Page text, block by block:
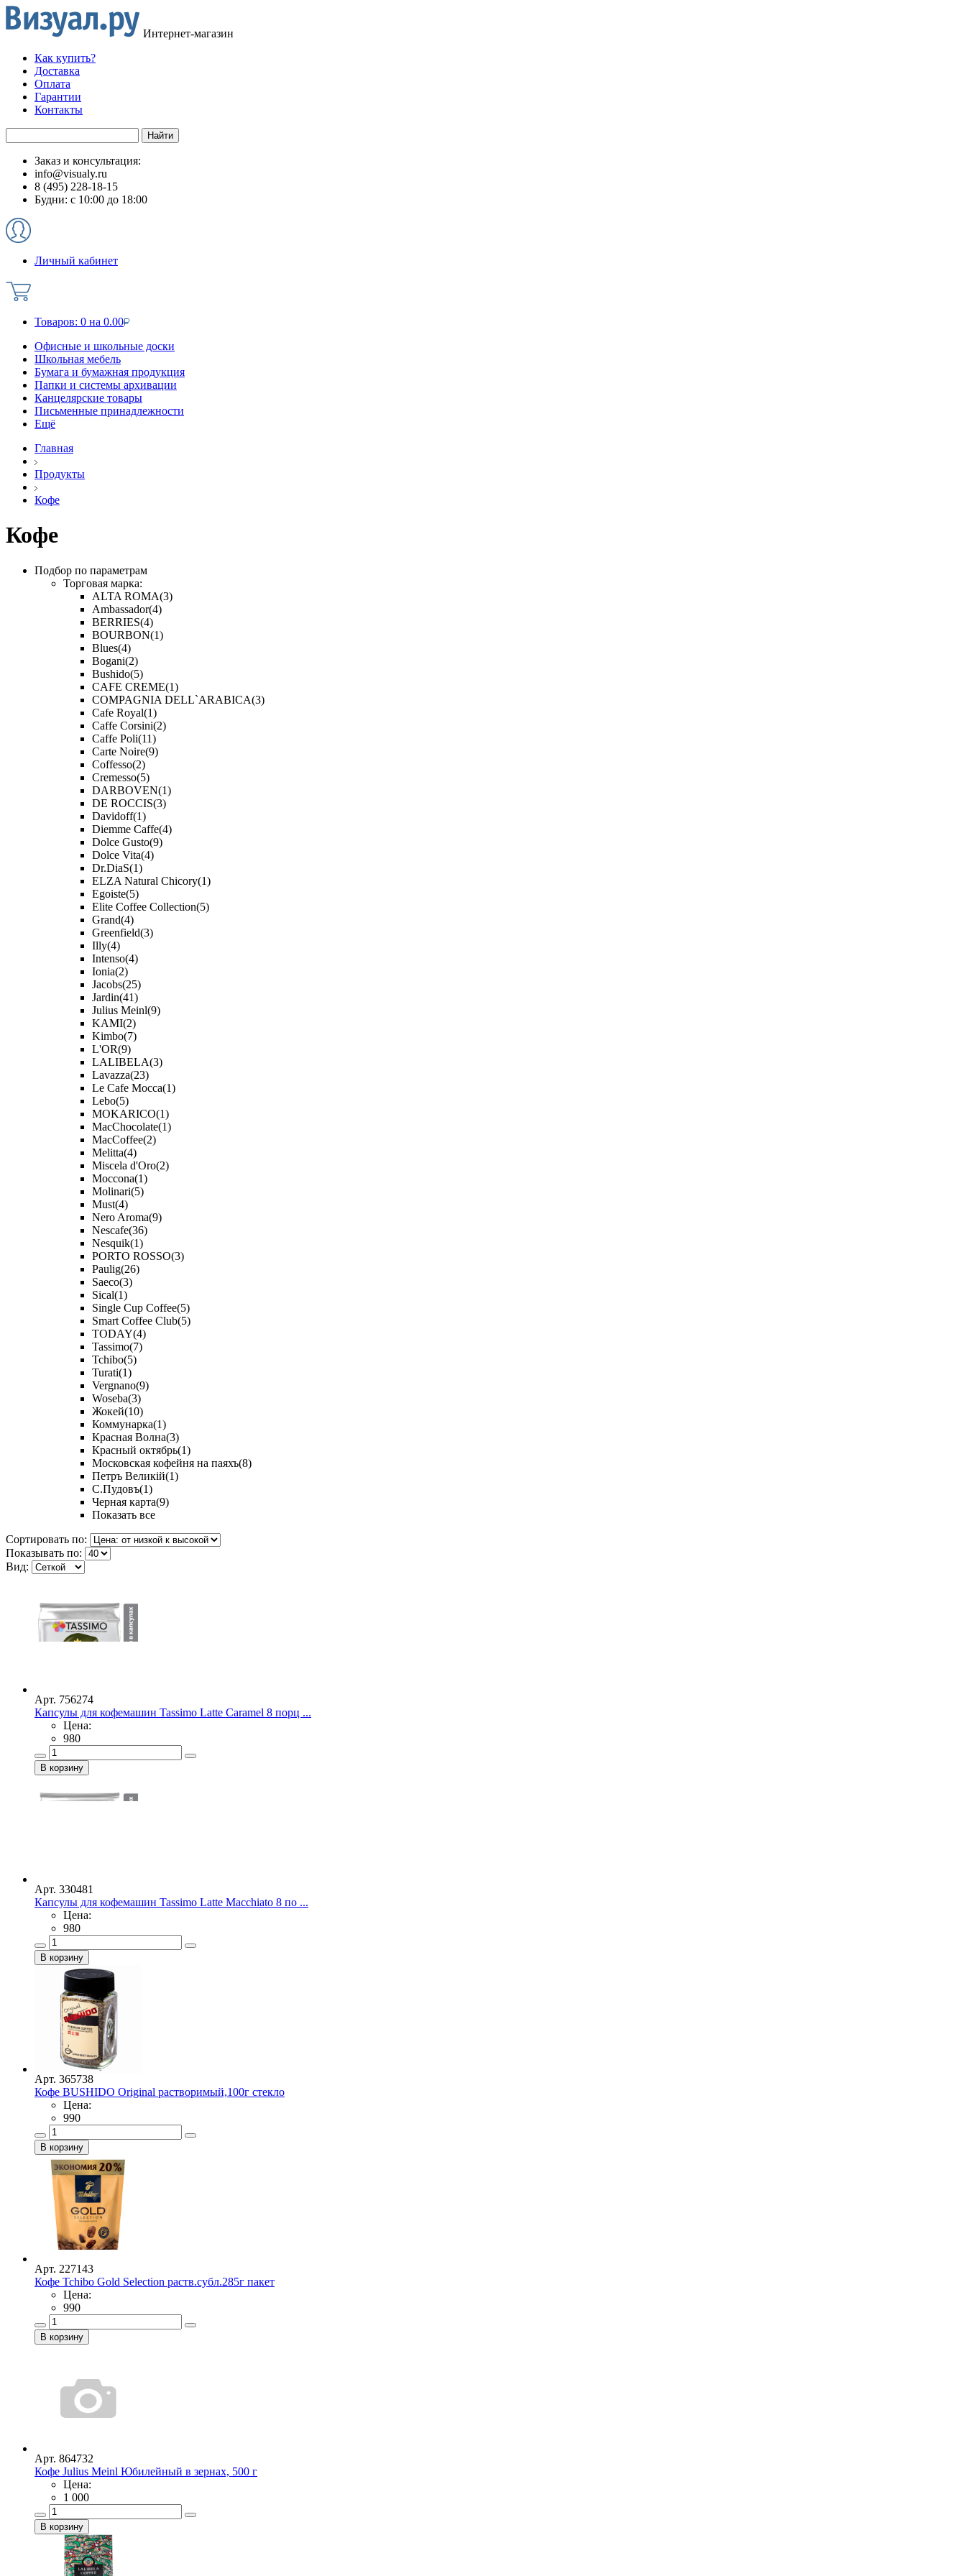
Интернет-магазин
Как купить?
Доставка
Оплата
Гарантии
Контакты
Заказ и консультация:
info@visualy.ru
8 (495) 228-18-15
Будни: с 10:00 до 18:00
Личный кабинет
Товаров: 0 на 0.00
Офисные и школьные доски
Школьная мебель
Бумага и бумажная продукция
Папки и системы архивации
Канцелярские товары
Письменные принадлежности
Ещё
Главная
Продукты
Кофе
Кофе
Подбор по параметрам
Торговая марка:
ALTA ROMA(3)
Ambassador(4)
BERRIES(4)
BOURBON(1)
Blues(4)
Bogani(2)
Bushido(5)
CAFE CREME(1)
COMPAGNIA DELL`ARABICA(3)
Cafe Royal(1)
Caffe Corsini(2)
Caffe Poli(11)
Carte Noire(9)
Coffesso(2)
Cremesso(5)
DARBOVEN(1)
DE ROCCIS(3)
Davidoff(1)
Diemme Caffe(4)
Dolce Gusto(9)
Dolce Vita(4)
Dr.DiaS(1)
ELZA Natural Chicory(1)
Egoiste(5)
Elite Coffee Collection(5)
Grand(4)
Greenfield(3)
Illy(4)
Intenso(4)
Ionia(2)
Jacobs(25)
Jardin(41)
Julius Meinl(9)
KAMI(2)
Kimbo(7)
L'OR(9)
LALIBELA(3)
Lavazza(23)
Le Cafe Mocca(1)
Lebo(5)
MOKARICO(1)
MacChocolate(1)
MacCoffee(2)
Melitta(4)
Miscela d'Oro(2)
Moccona(1)
Molinari(5)
Must(4)
Nero Aroma(9)
Nescafe(36)
Nesquik(1)
PORTO ROSSO(3)
Paulig(26)
Saeco(3)
Sical(1)
Single Cup Coffee(5)
Smart Coffee Club(5)
TODAY(4)
Tassimo(7)
Tchibo(5)
Turati(1)
Vergnano(9)
Woseba(3)
Жокей(10)
Коммунарка(1)
Красная Волна(3)
Красный октябрь(1)
Московская кофейня на паяхъ(8)
Петръ Великiй(1)
С.Пудовъ(1)
Черная карта(9)
Показать все
Сортировать по:
Показывать по:
Вид:
Арт. 756274
Капсулы для кофемашин Tassimo Latte Caramel 8 порц ...
Цена:
980
Арт. 330481
Капсулы для кофемашин Tassimo Latte Macchiato 8 по ...
Цена:
980
Арт. 365738
Кофе BUSHIDO Original растворимый,100г стекло
Цена:
990
Арт. 227143
Кофе Tchibo Gold Selection раств.субл.285г пакет
Цена:
990
Арт. 864732
Кофе Julius Meinl Юбилейный в зернах, 500 г
Цена:
1 000